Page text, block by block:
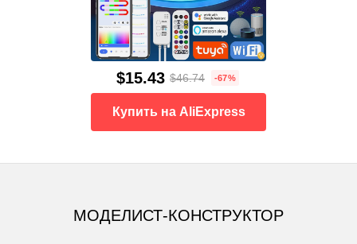
$15.43 $46.74 -67%
Купить на AliExpress
МОДЕЛИСТ-КОНСТРУКТОР